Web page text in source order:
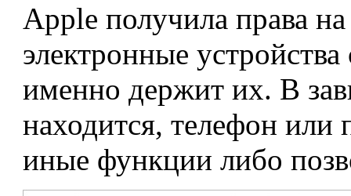
Apple получила права
электронные
именно держит их. В
находится, телефон или
иные функции либо